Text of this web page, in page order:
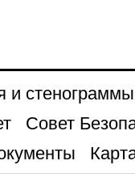
и стенограммы
Совет